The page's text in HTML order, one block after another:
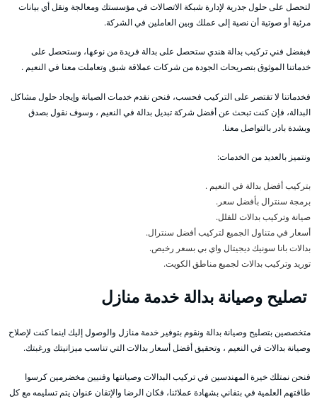
لتحصل على حلول جذرية لإدارة شبكة الاتصالات في مؤسستك ومعالجة ونقل أي بيانات
مرئية أو صوتية أن نصية إلى عملك وبين العاملين في الشركة.
فبفضل فني تركيب بدالة هندي ستحصل على بدالة فريدة من نوعها، وستحصل على
خدماتنا الموثوق بتصريحات الجودة من شركات عملاقة شبق وتعاملت معنا في النعيم .
فخدماتنا لا تقتصر على التركيب فحسب، فنحن نقدم خدمات الصيانة وإيجاد حلول مشاكل
البدالة، فإن كنت تبحث عن أفضل شركة تبديل بدالة في النعيم ، وسوف نقول بصدق
وبشدة بادر بالتواصل معنا.
ونتميز بالعديد من الخدمات:
بتركيب أفضل بدالة في النعيم .
برمجة سنترال بأفضل سعر.
صيانة وتركيب بدالات للفلل.
أسعار في متناول الجميع لتركيب أفضل سنترال.
بدالات بانا سونيك ديجيتال واي بي بسعر رخيص.
توريد وتركيب بدالات لجميع مناطق الكويت.
تصليح وصيانة بدالة خدمة منازل
متخصصين بتصليح وصيانة بدالة ونقوم بتوفير خدمة منازل والوصول إليك اينما كنت لإصلاح
وصيانة بدالات في النعيم ، وتحقيق أفضل أسعار بدالات التي تناسب ميزانيتك ورغبتك.
فنحن نمتلك خيرة المهندسين في تركيب البدالات وصيانتها وفنيين مخضرمين كرسوا
طاقتهم العلمية في بتفاني بشهادة عملائنا، فكان الرضا والإتقان عنوان يتم تسليمه مع كل